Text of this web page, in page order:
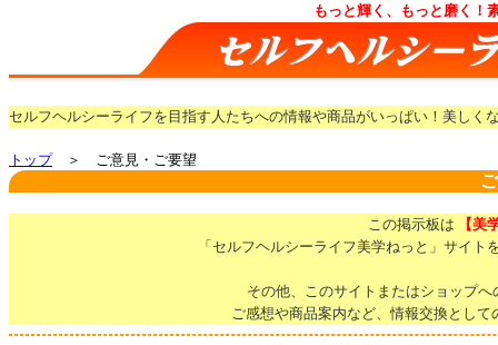
もっと輝く、もっと磨く！
セルフヘルシーライフを目指す人たちへの情報や商品がいっぱい！美しく
トップ＞ ご意見・ご要望
この掲示板は
【美
「セルフヘルシーライフ美学ねっと」サイ
その他、このサイトまたはショップ
ご感想や商品案内など、情報交換とし